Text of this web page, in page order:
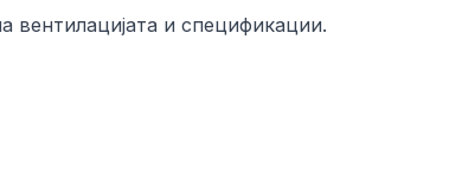
вентилацијата и спецификации.